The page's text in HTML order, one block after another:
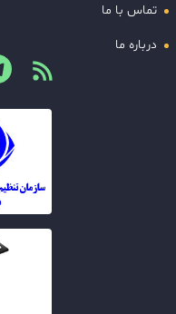
تماس با ما
درباره ما